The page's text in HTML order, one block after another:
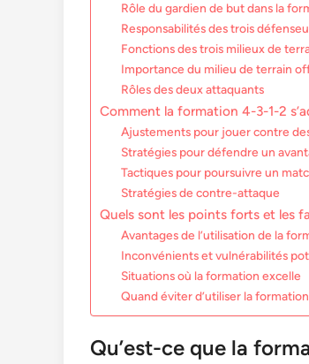
Rôle du gardien de but dans la
Responsabilités des trois
Fonctions des trois milieux de
Importance du milieu de terrain
Rôles des deux attaquants
Comment la formation 4-3-1-2
Ajustements pour jouer contre
Stratégies pour défendre un
Tactiques pour poursuivre un
Stratégies de contre-attaque
Quels sont les points forts et les
Avantages de l’utilisation de la
Inconvénients et vulnérabilités
Situations où la formation excelle
Quand éviter d’utiliser la
Qu’est-ce que la